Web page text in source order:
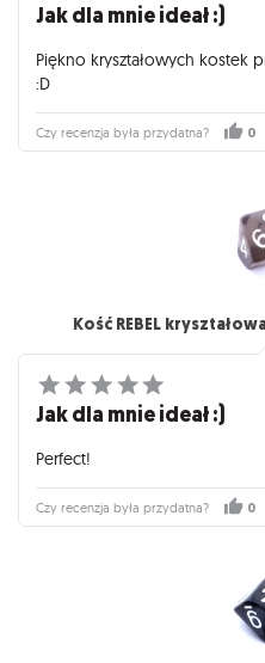
Jak dla mnie ideał :)
Piękno kryształowych kostek
:D
Czy recenzja była przydatna? 0
Kość REBEL
Jak dla mnie ideał :)
Perfect!
Czy recenzja była przydatna? 0